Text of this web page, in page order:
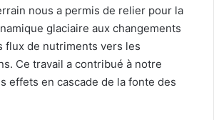
nous a permis de relier pour la
glaciaire aux changements
flux de nutriments vers les
Ce travail a contribué à notre
effets en cascade de la fonte des